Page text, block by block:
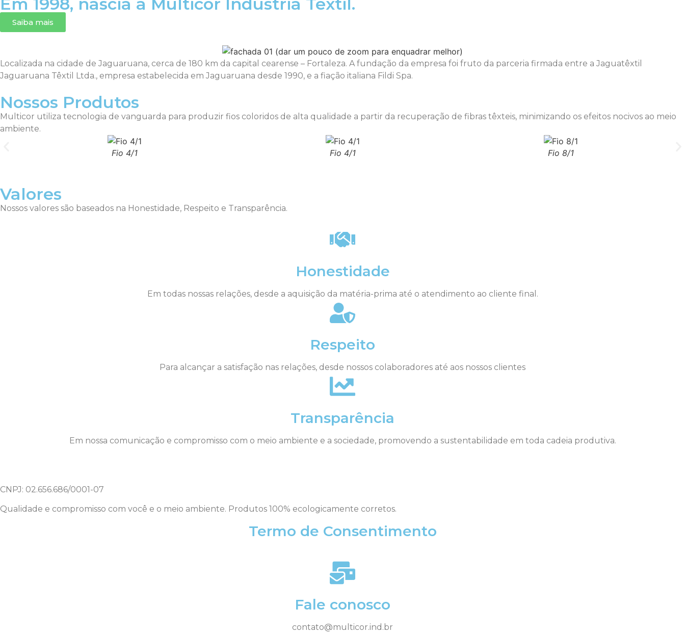
Em 1998, nascia a Multicor Indústria Têxtil.
Saiba mais
Localizada na cidade de Jaguaruana, cerca de 180 km da capital cearense – Fortaleza. A fundação da empresa foi fruto da parceria firmada entre a Jaguatêxtil
Jaguaruana Têxtil Ltda., empresa estabelecida em Jaguaruana desde 1990, e a fiação italiana Fildi Spa.
Nossos Produtos
Multicor utiliza tecnologia de vanguarda para produzir fios coloridos de alta qualidade a partir da recuperação de fibras têxteis, minimizando os efeitos nocivos ao meio
ambiente.
Fio 4/1 Fio 4/1 Fio 8/1
Valores
Nossos valores são baseados na Honestidade, Respeito e Transparência.
Honestidade
Em todas nossas relações, desde a aquisição da matéria-prima até o atendimento ao cliente final.
Respeito
Para alcançar a satisfação nas relações, desde nossos colaboradores até aos nossos clientes
Transparência
Em nossa comunicação e compromisso com o meio ambiente e a sociedade, promovendo a sustentabilidade em toda cadeia produtiva.
CNPJ: 02.656.686/0001-07
Qualidade e compromisso com você e o meio ambiente. Produtos 100% ecologicamente corretos.
Termo de Consentimento
Fale conosco
contato@multicor.ind.br